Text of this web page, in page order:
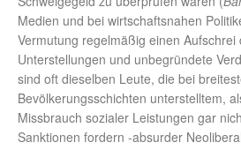
Medien und bei wirtschaftsnahen
Vermutung regelmäßig einen
Unterstellungen und unbegründete
sind oft dieselben Leute, die bei
Bevölkerungsschichten unterstelltem,
Missbrauch sozialer Leistungen gar
Sanktionen fordern -absurder